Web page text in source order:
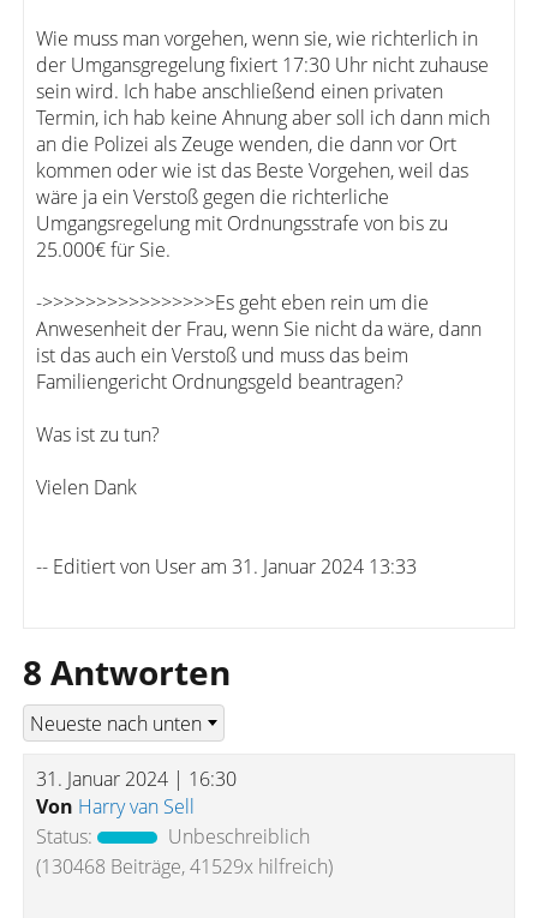
Wie muss man vorgehen, wenn sie, wie richterlich in
der Umgansgregelung fixiert 17:30 Uhr nicht zuhause
sein wird. Ich habe anschließend einen privaten
Termin, ich hab keine Ahnung aber soll ich dann mich
an die Polizei als Zeuge wenden, die dann vor Ort
kommen oder wie ist das Beste Vorgehen, weil das
wäre ja ein Verstoß gegen die richterliche
Umgangsregelung mit Ordnungsstrafe von bis zu
25.000€ für Sie.
->>>>>>>>>>>>>>>>Es geht eben rein um die
Anwesenheit der Frau, wenn Sie nicht da wäre, dann
ist das auch ein Verstoß und muss das beim
Familiengericht Ordnungsgeld beantragen?
Was ist zu tun?
Vielen Dank
-- Editiert von User am 31. Januar 2024 13:33
8 Antworten
31. Januar 2024 | 16:30
Von Harry van Sell
Status:
Unbeschreiblich
(130468 Beiträge, 41529x hilfreich)